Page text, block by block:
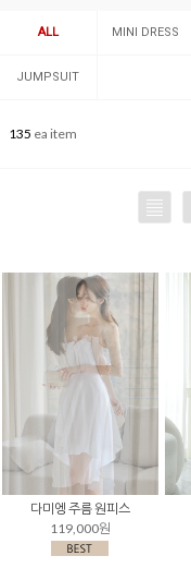
ALL MINI DRESS
JUMPSUIT
135 ea item
다미엥 주름 원피스
119,000원